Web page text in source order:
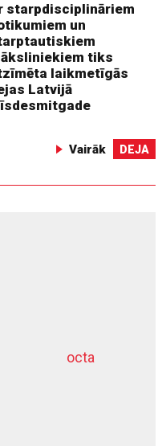
starpdisciplināriem
un
tiks
laikmetīgās
Latvijā
Vairāk DEJA
octa
dziļurbums